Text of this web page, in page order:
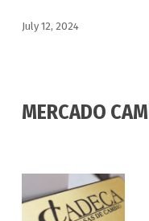
París
July 12, 2024
MERCADO